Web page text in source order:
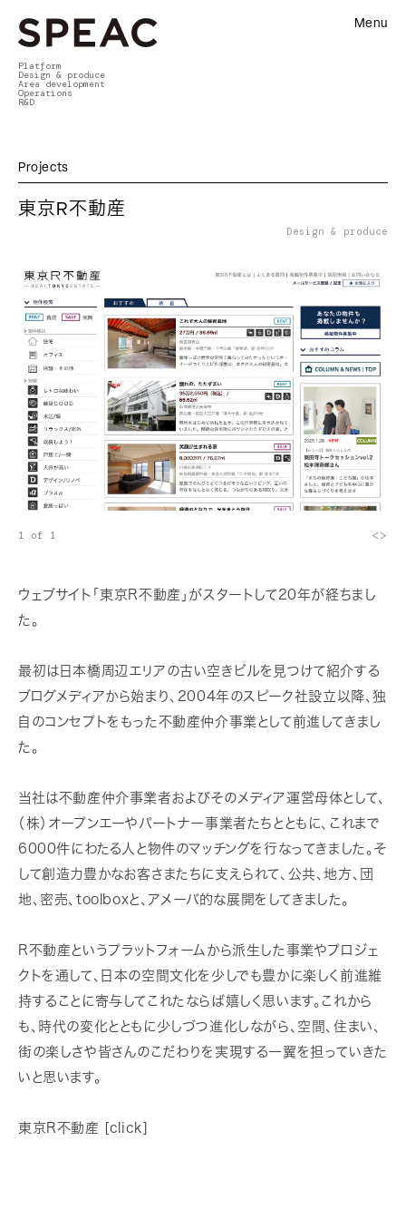
Platform
Design & produce
Area development
Operations
R&D
Menu
Projects
東京R不動産
Design & produce
1 of 1 <>
ウェブサイト「東京R不動産」がスタートして20年が経ちまし
た。
最初は日本橋周辺エリアの古い空きビルを見つけて紹介する
ブログメディアから始まり、2004年のスピーク社設立以降、独
自のコンセプトをもった不動産仲介事業として前進してきまし
た。
当社は不動産仲介事業者およびそのメディア運営母体として、
（株）オープンエーやパートナー事業者たちとともに、これまで
6000件にわたる人と物件のマッチングを行なってきました。そ
して創造力豊かなお客さまたちに支えられて、公共、地方、団
地、密売、toolboxと、アメーバ的な展開をしてきました。
R不動産というプラットフォームから派生した事業やプロジェ
クトを通して、日本の空間文化を少しでも豊かに楽しく前進維
持することに寄与してこれたならば嬉しく思います。これから
も、時代の変化とともに少しづつ進化しながら、空間、住まい、
街の楽しさや皆さんのこだわりを実現する一翼を担っていきた
いと思います。
東京R不動産 [click]